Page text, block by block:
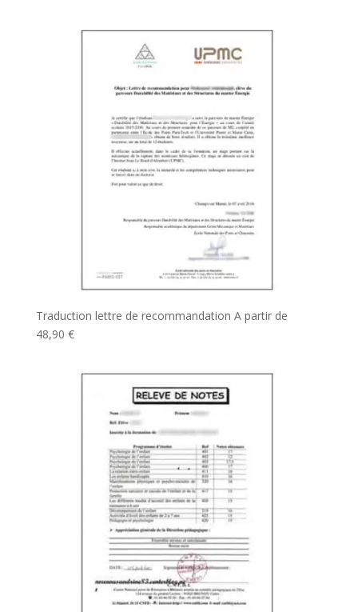
Traduction lettre de recommandation A partir de
48,90 €